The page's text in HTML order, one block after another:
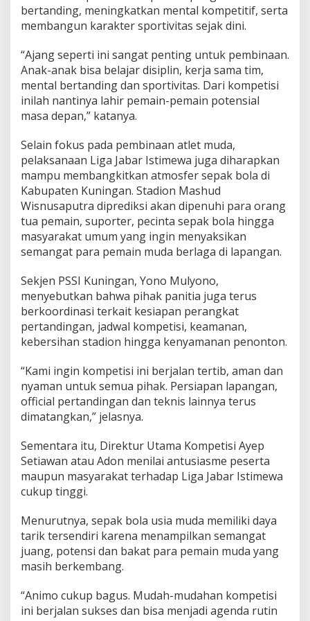
bertanding, meningkatkan mental kompetitif, serta
membangun karakter sportivitas sejak dini.
“Ajang seperti ini sangat penting untuk pembinaan.
Anak-anak bisa belajar disiplin, kerja sama tim,
mental bertanding dan sportivitas. Dari kompetisi
inilah nantinya lahir pemain-pemain potensial
masa depan,” katanya.
Selain fokus pada pembinaan atlet muda,
pelaksanaan Liga Jabar Istimewa juga diharapkan
mampu membangkitkan atmosfer sepak bola di
Kabupaten Kuningan. Stadion Mashud
Wisnusaputra diprediksi akan dipenuhi para orang
tua pemain, suporter, pecinta sepak bola hingga
masyarakat umum yang ingin menyaksikan
semangat para pemain muda berlaga di lapangan.
Sekjen PSSI Kuningan, Yono Mulyono,
menyebutkan bahwa pihak panitia juga terus
berkoordinasi terkait kesiapan perangkat
pertandingan, jadwal kompetisi, keamanan,
kebersihan stadion hingga kenyamanan penonton.
“Kami ingin kompetisi ini berjalan tertib, aman dan
nyaman untuk semua pihak. Persiapan lapangan,
official pertandingan dan teknis lainnya terus
dimatangkan,” jelasnya.
Sementara itu, Direktur Utama Kompetisi Ayep
Setiawan atau Adon menilai antusiasme peserta
maupun masyarakat terhadap Liga Jabar Istimewa
cukup tinggi.
Menurutnya, sepak bola usia muda memiliki daya
tarik tersendiri karena menampilkan semangat
juang, potensi dan bakat para pemain muda yang
masih berkembang.
“Animo cukup bagus. Mudah-mudahan kompetisi
ini berjalan sukses dan bisa menjadi agenda rutin